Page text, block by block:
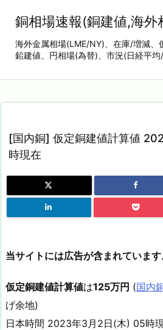
銅相場速報(銅建値,海外
海外金属相場(LME/NY)、在庫/増減、
鉛建値、円相場(為替)、市況(日経平
[国内銅] 仮定銅建値計算値
時現在
当サイトには広告が含まれています
仮定銅建値計算値は125万円 (国内
げ余地)
日本時間 2023年3月2日(木) 05時